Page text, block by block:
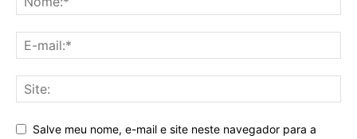
Salve meu nome, e-mail e site neste navegador para a